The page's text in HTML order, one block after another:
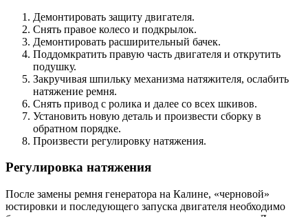
Демонтировать защиту двигателя.
Снять правое колесо и подкрылок.
Демонтировать расширительный бачек.
Поддомкратить правую часть двигателя и открутить
подушку.
Закручивая шпильку механизма натяжителя, ослабить
натяжение ремня.
Снять привод с ролика и далее со всех шкивов.
Установить новую деталь и произвести сборку в
обратном порядке.
Произвести регулировку натяжения.
Регулировка натяжения
После замены ремня генератора на Калине, «черновой»
юстировки и последующего запуска двигателя необходимо